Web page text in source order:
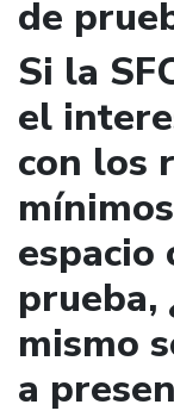
de
Si la
el
con los
espacio
prueba,
mismo
a